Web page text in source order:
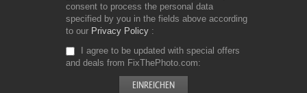
consent to process the personal data
specified by you in the fields above according
to our Privacy Policy
I agree to be updated with special offers
and deals from FixThePhoto.com